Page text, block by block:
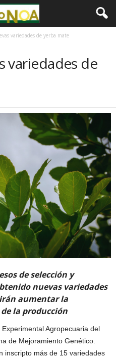
variedades de yerba mate
variedades de
de selección y
nuevas variedades
aumentar la
la producción
Agropecuaria del
de Mejoramiento Genético.
inscripto más de 15 variedades